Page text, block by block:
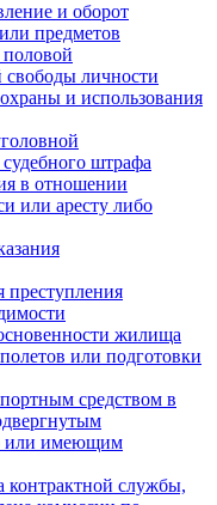
и оборот
предметов
свободы личности
и использования
судебного штрафа
в отношении
или аресту либо
преступления
жилища
или подготовки
средством в
или имеющим
контрактной службы,